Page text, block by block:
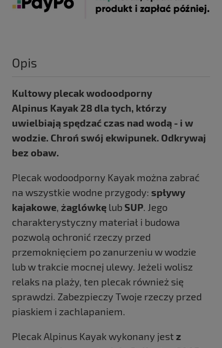
Opis
Kultowy plecak wodoodporny
Alpinus Kayak 28 dla tych, którzy
uwielbiają spędzać czas nad wodą - i w
wodzie. Chroń swój ekwipunek. Odkrywaj
bez obaw.
Plecak wodoodporny Kayak można zabrać
na wszystkie wodne przygody: spływy
kajakowe żaglówkę lub SUP . Jego
charakterystyczny materiał i budowa
pozwolą ochronić rzeczy przed
przemoknięciem po zanurzeniu w wodzie
lub w trakcie mocnej ulewy. Jeżeli wolisz
relaks na plaży, ten plecak również się
sprawdzi. Zabezpieczy Twoje rzeczy przed
piaskiem i zachlapaniem.
Plecak Alpinus Kayak wykonany jest z